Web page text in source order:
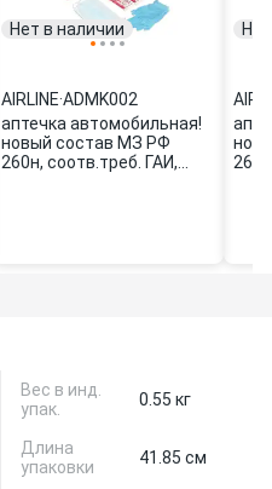
Нет в наличии
AIRLINE·ADMK002
аптечка автомобильная!
новый состав МЗ РФ
260н, соотв.треб. ГАИ,
Вес в инд.
упак.
0.55 кг
Длина
упаковки
41.85 см